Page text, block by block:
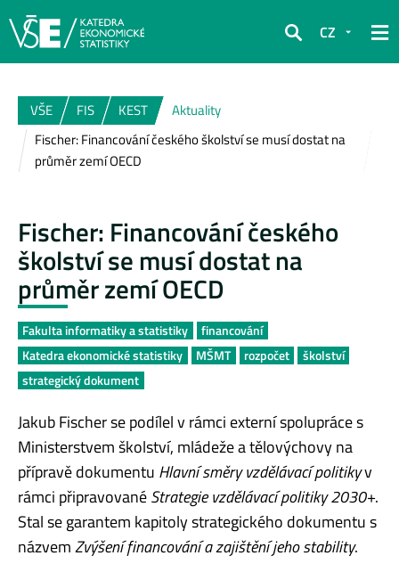
Hledat
CZ
VŠE FIS KEST
Aktuality
Fischer: Financování českého školství se musí dostat na
průměr zemí OECD
Fischer: Financování českého
školství se musí dostat na
průměr zemí OECD
Fakulta informatiky a statistiky
financování
Katedra ekonomické statistiky
MŠMT rozpočet
školství
strategický dokument
Jakub Fischer se podílel v rámci externí spolupráce s
Ministerstvem školství, mládeže a tělovýchovy na
přípravě dokumentu Hlavní směry vzdělávací politikyv
rámci připravovanéStrategie vzdělávací politiky 2030+.
Stal se garantem kapitoly strategického dokumentu s
názvemZvýšení financování a zajištění jeho stability.